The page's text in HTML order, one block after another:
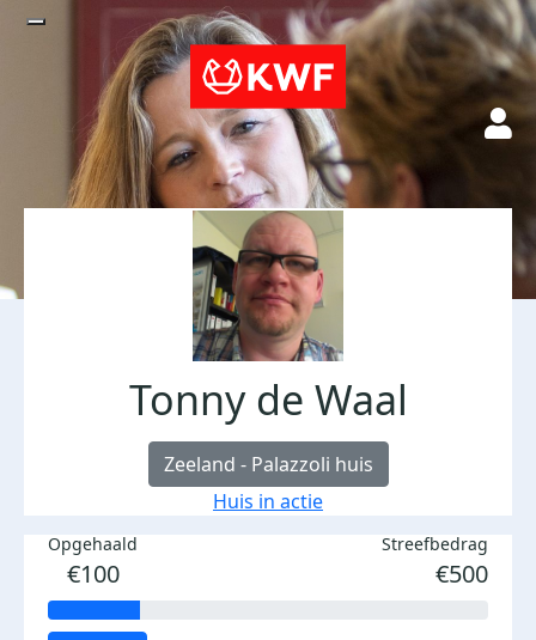
Tonny de Waal
Zeeland - Palazzoli huis
Huis in actie
Opgehaald
€100
Streefbedrag
€500